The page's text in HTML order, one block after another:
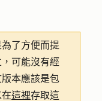
為了方便而提
可能沒有經
本應該是包
這裡存取這